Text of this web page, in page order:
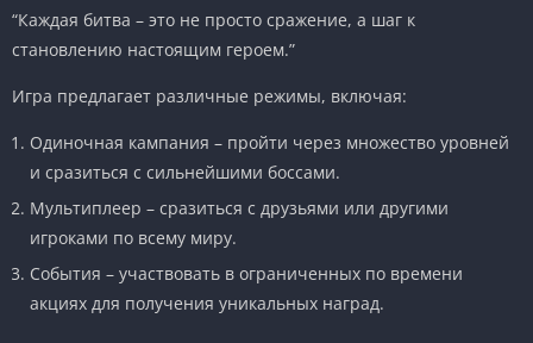
“Каждая битва – это не просто сражение, а шаг к
становлению настоящим героем.”
Игра предлагает различные режимы, включая:
Одиночная кампания – пройти через множество уровней
и сразиться с сильнейшими боссами.
Мультиплеер – сразиться с друзьями или другими
игроками по всему миру.
События – участвовать в ограниченных по времени
акциях для получения уникальных наград.